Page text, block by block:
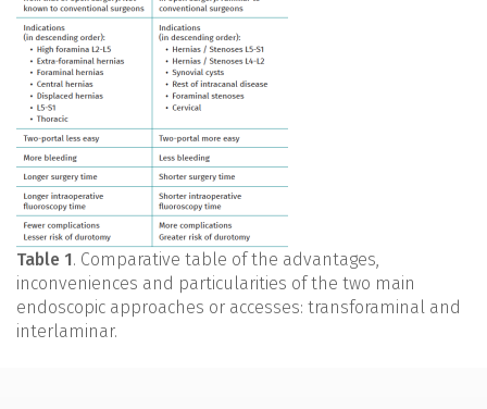
Table 1. Comparative table of the advantages,
inconveniences and particularities of the two main
endoscopic approaches or accesses: transforaminal and
interlaminar.